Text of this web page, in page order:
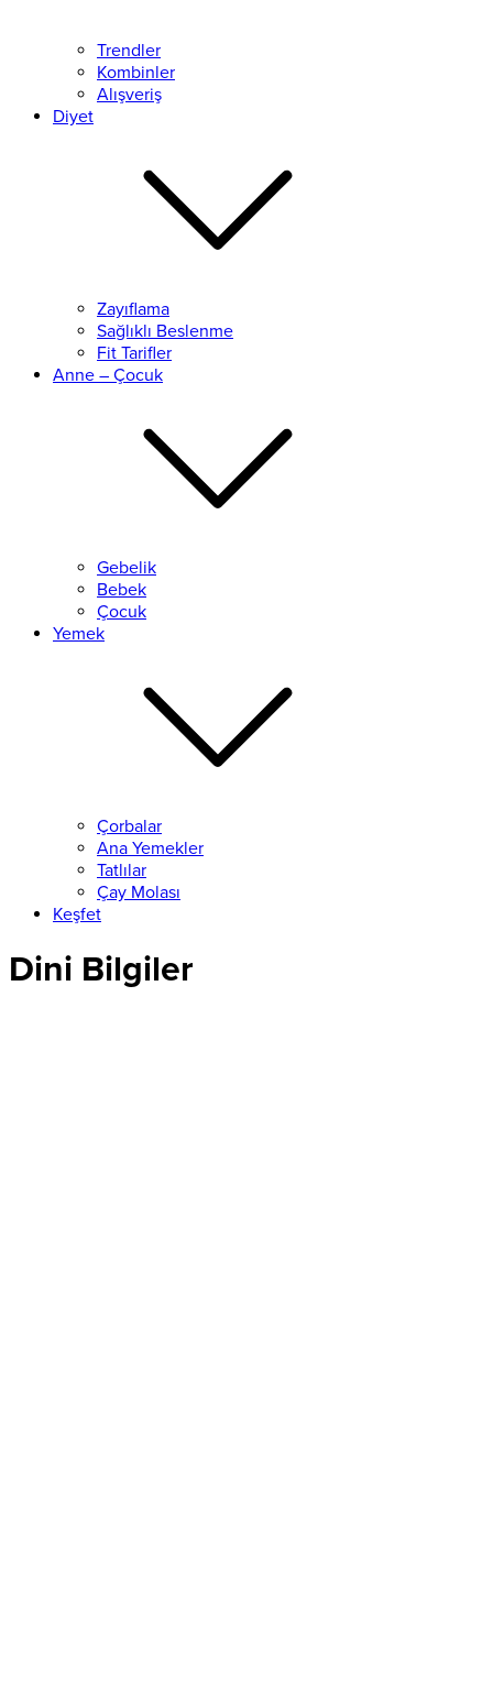
Trendler
Kombinler
Alışveriş
Diyet
Zayıflama
Sağlıklı Beslenme
Fit Tarifler
Anne – Çocuk
Gebelik
Bebek
Çocuk
Yemek
Çorbalar
Ana Yemekler
Tatlılar
Çay Molası
Keşfet
Dini Bilgiler